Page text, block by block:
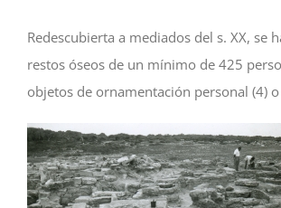
Redescubierta a mediados del s. XX,
restos óseos de un mínimo de 425
objetos de ornamentación personal (4)